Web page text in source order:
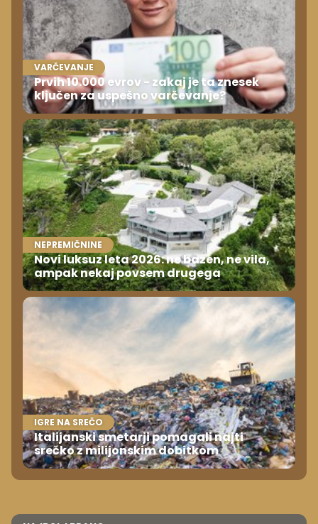
VARČEVANJE
Prvih 10.000 evrov - zakaj je ta znesek
ključen za uspešno varčevanje?
NEPREMIČNINE
Novi luksuz leta 2026: ne bazen, ne vila,
ampak nekaj povsem drugega
IGRE NA SREČO
Italijanski smetarji pomagali najti
srečko z milijonskim dobitkom